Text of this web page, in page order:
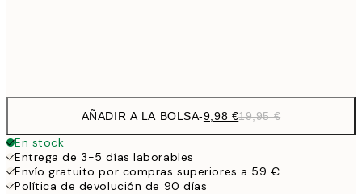
AÑADIR A LA BOLSA-9,98 €19,95 €
En stock
Entrega de 3-5 días laborables
Envío gratuito por compras superiores a 59 €
Política de devolución de 90 días